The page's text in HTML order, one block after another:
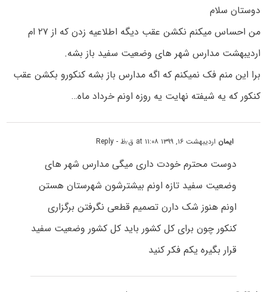
دوستان سلام
من احساس میکنم نکشن عقب دیگه اطلاعیه زدن که از ۲۷ ام
اردیبهشت مدارس شهر های وضعیت سفید باز بشه.
برا این منم فک نمیکنم که اگه مدارس باز بشه کنکورو بکشن عقب
کنکور که یه شیفته نهایت یه روزه اونم خرداد ماه…
ایمان اردیبهشت ۱۶, ۱۳۹۹ at ۱۱:۰۸ ق٫ظ - Reply
دوست محترم خودت داری میگی مدارس شهر های
وضعیت سفید تازه اونم بیشترشون شهرستان هستن
اونم هنوز شک دارن تصمیم قطعی نگرفتن برگزاری
کنکور چون برای کل کشور باید کل کشور وضعیت سفید
قرار بگیره یکم فکر کنید